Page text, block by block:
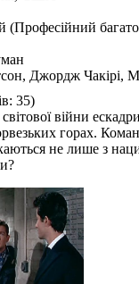
(Професійний
Джордж Чакірі,
35)
війни
горах.
не лише з